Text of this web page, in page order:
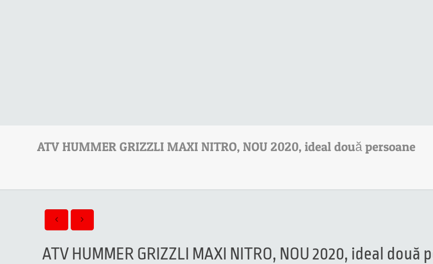
ATV HUMMER GRIZZLI MAXI NITRO, NOU 2020, ideal două persoane
ATV HUMMER GRIZZLI MAXI NITRO, NOU 2020, ideal două